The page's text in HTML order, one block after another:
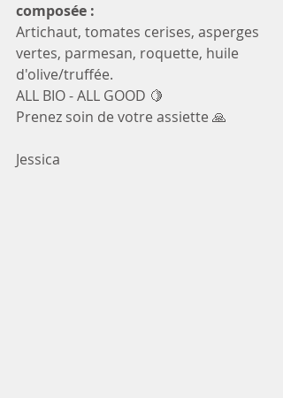
composée :
Artichaut, tomates cerises, asperges
vertes, parmesan, roquette, huile
d'olive/truffée.
ALL BIO - ALL GOOD 🍋
Prenez soin de votre assiette 🙏
Jessica